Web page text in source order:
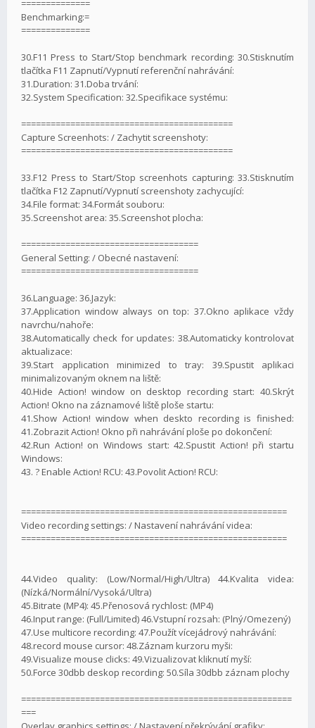
==============
Benchmarking:=
==============
30.F11 Press to Start/Stop benchmark recording: 30.Stisknutím
tlačítka F11 Zapnutí/Vypnutí referenční nahrávání:
31.Duration: 31.Doba trvání:
32.System Specification: 32.Specifikace systému:
===========================================
Capture Screenhots: / Zachytit screenshoty:
===========================================
33.F12 Press to Start/Stop screenhots capturing: 33.Stisknutím
tlačítka F12 Zapnutí/Vypnutí screenshoty zachycující:
34.File format: 34.Formát souboru:
35.Screenshot area: 35.Screenshot plocha:
====================================
General Setting: / Obecné nastavení:
====================================
36.Language: 36.Jazyk:
37.Application window always on top: 37.Okno aplikace vždy
navrchu/nahoře:
38.Automatically check for updates: 38.Automaticky kontrolovat
aktualizace:
39.Start application minimized to tray: 39.Spustit aplikaci
minimalizovaným oknem na liště:
40.Hide Action! window on desktop recording start: 40.Skrýt
Action! Okno na záznamové liště ploše startu:
41.Show Action! window when deskto recording is finished:
41.Zobrazit Action! Okno při nahrávání ploše po dokončení:
42.Run Action! on Windows start: 42.Spustit Action! při startu
Windows:
43. ? Enable Action! RCU: 43.Povolit Action! RCU:
======================================================
Video recording settings: / Nastavení nahrávání videa:
======================================================
44.Video quality: (Low/Normal/High/Ultra) 44.Kvalita videa:
(Nízká/Normální/Vysoká/Ultra)
45.Bitrate (MP4): 45.Přenosová rychlost: (MP4)
46.Input range: (Full/Limited) 46.Vstupní rozsah: (Plný/Omezený)
47.Use multicore recording: 47.Použít vícejádrový nahrávání:
48.record mouse cursor: 48.Záznam kurzoru myši:
49.Visualize mouse clicks: 49.Vizualizovat kliknutí myší:
50.Force 30dbb deskop recording: 50.Síla 30dbb záznam plochy
=======================================================
===